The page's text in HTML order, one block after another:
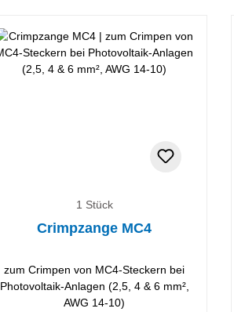
1 Stück
Crimpzange MC4
zum Crimpen von MC4-Steckern bei
Photovoltaik-Anlagen (2,5, 4 & 6 mm²,
AWG 14-10)